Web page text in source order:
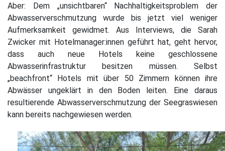
Aber: Dem „unsichtbaren“ Nachhaltigkeitsproblem der
Abwasserverschmutzung wurde bis jetzt viel weniger
Aufmerksamkeit gewidmet. Aus Interviews, die Sarah
Zwicker mit Hotelmanager:innen geführt hat, geht hervor,
dass auch neue Hotels keine geschlossene
Abwasserinfrastruktur besitzen müssen. Selbst
„beachfront“ Hotels mit über 50 Zimmern können ihre
Abwässer ungeklärt in den Boden leiten. Eine daraus
resultierende Abwasserverschmutzung der Seegraswiesen
kann bereits nachgewiesen werden.